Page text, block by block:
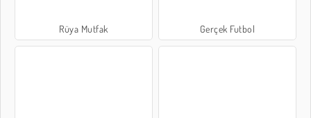
Rüya Mutfak Gerçek Futbol